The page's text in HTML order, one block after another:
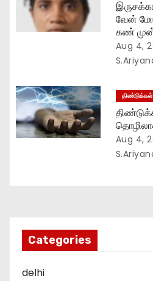
வேன்
கண்
Aug 4,
திண்டுக்கல்
Aug 4,
Categories
delhi